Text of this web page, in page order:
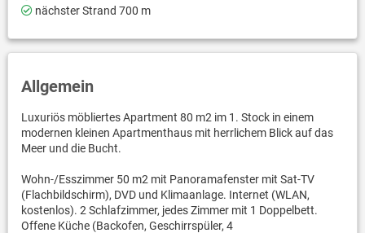
nächster Strand 700 m
Allgemein
Luxuriös möbliertes Apartment 80 m2 im 1. Stock in einem
modernen kleinen Apartmenthaus mit herrlichem Blick auf das
Meer und die Bucht.
Wohn-/Esszimmer 50 m2 mit Panoramafenster mit Sat-TV
(Flachbildschirm), DVD und Klimaanlage. Internet (WLAN,
kostenlos). 2 Schlafzimmer, jedes Zimmer mit 1 Doppelbett.
Offene Küche (Backofen, Geschirrspüler, 4